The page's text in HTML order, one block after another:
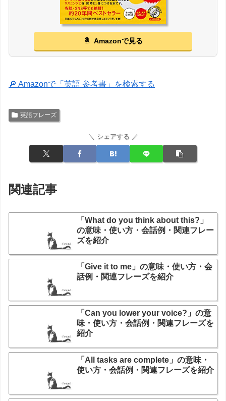
Amazonで見る
🔎 Amazonで「英語 参考書」を検索する
英語フレーズ
＼ シェアする ／
関連記事
「What do you think about this?」
の意味・使い方・会話例・関連フレー
ズを紹介
「Give it to me」の意味・使い方・会
話例・関連フレーズを紹介
「Can you lower your voice?」の意
味・使い方・会話例・関連フレーズを
紹介
「All tasks are complete」の意味・
使い方・会話例・関連フレーズを紹介